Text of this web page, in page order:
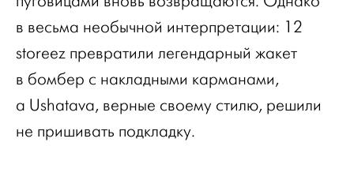
в весьма необычной интерпретации: 12
storeez превратили легендарный жакет
в бомбер с накладными карманами,
а Ushatava, верные своему стилю, решили
не пришивать подкладку.